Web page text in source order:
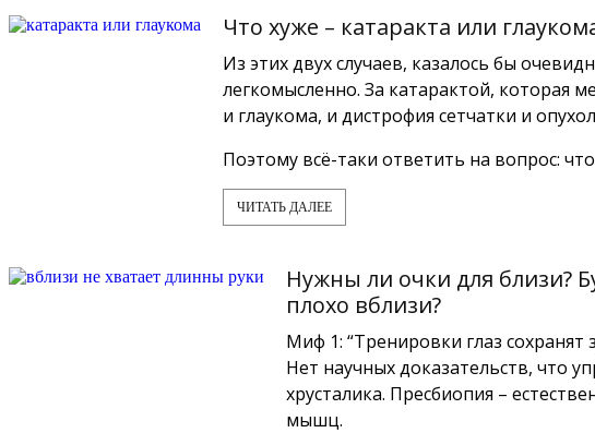
Что хуже – катаракта или
Из этих двух случаев, казалось бы
легкомысленно. За катарактой, которая
и глаукома, и дистрофия сетчатки и
Поэтому всё-таки ответить на вопрос:
ЧИТАТЬ ДАЛЕЕ
Нужны ли очки для близи?
плохо вблизи?
Миф 1: “Тренировки глаз сохранят
Нет научных доказательств, что
хрусталика. Пресбиопия –
мышц.